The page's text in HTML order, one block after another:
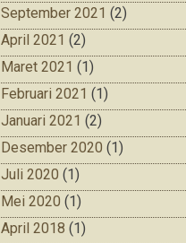
September 2021 (2)
April 2021 (2)
Maret 2021 (1)
Februari 2021 (1)
Januari 2021 (2)
Desember 2020 (1)
Juli 2020 (1)
Mei 2020 (1)
April 2018 (1)